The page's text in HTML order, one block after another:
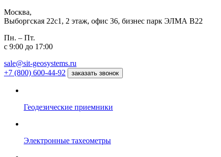
Москва,
Выборгская 22с1, 2 этаж, офис 36, бизнес парк ЭЛМА В22
Пн. – Пт.
с 9:00 до 17:00
sale@sit-geosystems.ru
+7 (800) 600-44-92
заказать звонок
Геодезические приемники
Электронные тахеометры